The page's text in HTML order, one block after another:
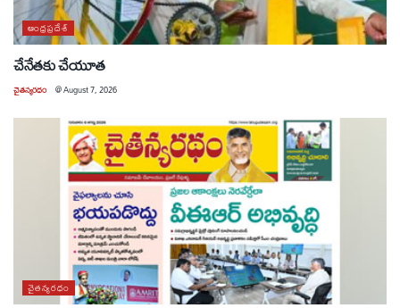
ఆంధ్రప్రదేశ్
చేనేతకు చేయూత
చైతన్యరధం @August 7, 2026
చైతన్యరధం